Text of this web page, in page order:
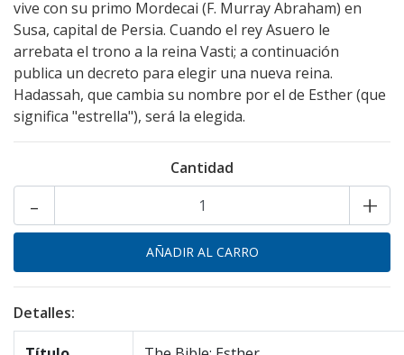
vive con su primo Mordecai (F. Murray Abraham) en
Susa, capital de Persia. Cuando el rey Asuero le
arrebata el trono a la reina Vasti; a continuación
publica un decreto para elegir una nueva reina.
Hadassah, que cambia su nombre por el de Esther (que
significa "estrella"), será la elegida.
Cantidad
+
-
Detalles: